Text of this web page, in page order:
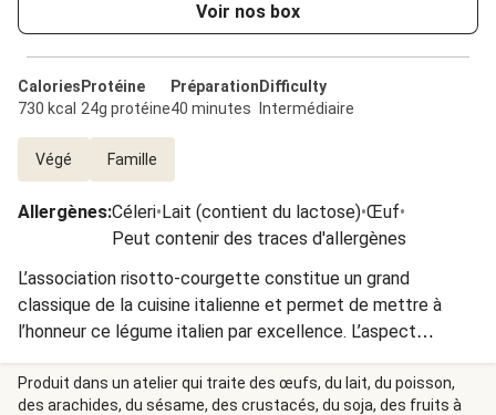
Voir nos box
Calories
730 kcal
Protéine
24g protéine
Préparation
40 minutes
Difficulty
Intermédiaire
Végé Famille
Allergènes:Céleri•Lait (contient du lactose)•Œuf•
Peut contenir des traces d'allergènes
L’association risotto-courgette constitue un grand
classique de la cuisine italienne et permet de mettre à
l’honneur ce légume italien par excellence. L’aspect
crémeux est obtenu en incorporant et en faisant fondre la
mozzarella.
Produit dans un atelier qui traite des œufs, du lait, du poisson,
des arachides, du sésame, des crustacés, du soja, des fruits à